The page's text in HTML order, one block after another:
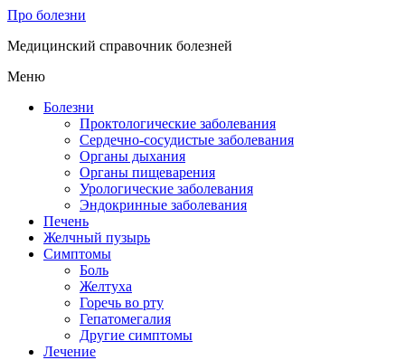
Про болезни
Медицинский справочник болезней
Меню
Болезни
Проктологические заболевания
Сердечно-сосудистые заболевания
Органы дыхания
Органы пищеварения
Урологические заболевания
Эндокринные заболевания
Печень
Желчный пузырь
Симптомы
Боль
Желтуха
Горечь во рту
Гепатомегалия
Другие симптомы
Лечение